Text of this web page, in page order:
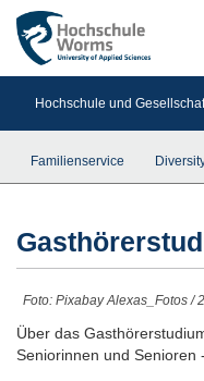
Hochschule und
Familienservice
Foto: Pixabay Alexas_Fotos /
Über das
Seniorinnen und Senioren